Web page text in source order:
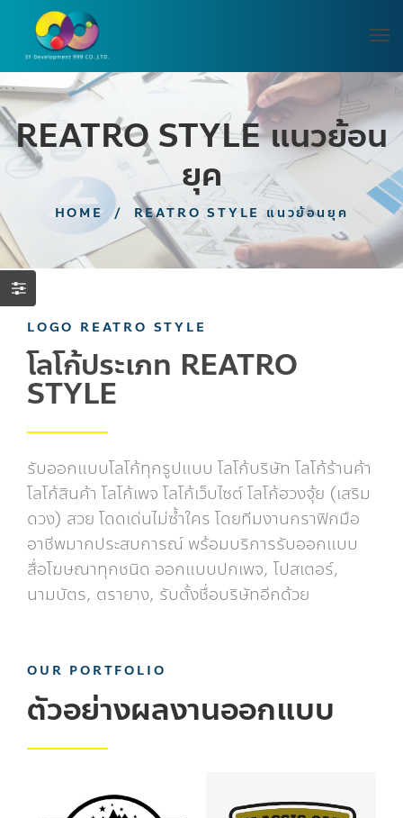
REATRO STYLE แนวย้อน
ยุค
HOME / REATRO STYLE แนวย้อนยุค
LOGO REATRO STYLE
โลโก้ประเภท REATRO
STYLE
รับออกแบบโลโก้ทุกรูปแบบ โลโก้บริษัท โลโก้ร้านค้า
โลโก้สินค้า โลโก้เพจ โลโก้เว็บไซต์ โลโก้ฮวงจุ้ย (เสริม
ดวง) สวย โดดเด่นไม่ซ้ำใคร โดยทีมงานกราฟิกมือ
อาชีพมากประสบการณ์ พร้อมบริการรับออกแบบ
สื่อโฆษณาทุกชนิด ออกแบบปกเพจ, โปสเตอร์,
นามบัตร, ตรายาง, รับตั้งชื่อบริษัทอีกด้วย
OUR PORTFOLIO
ตัวอย่างผลงานออกแบบ